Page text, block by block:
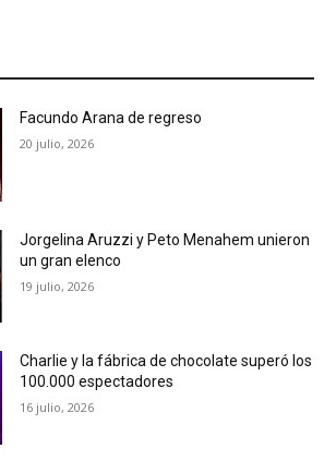
Facundo Arana de regreso
20 julio, 2026
Jorgelina Aruzzi y Peto Menahem unieron
un gran elenco
19 julio, 2026
Charlie y la fábrica de chocolate superó los
100.000 espectadores
16 julio, 2026